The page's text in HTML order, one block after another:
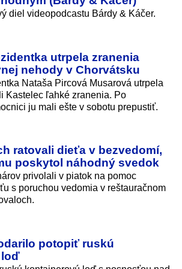
diel videopodcastu Bárdy & Káčer.
utrpela zranenia
nehody v Chorvátsku
Nataša Pircová Musarová utrpela
Kastelec ľahké zranenia. Po
ju mali ešte v sobotu prepustiť.
ratovali dieťa v bezvedomí,
poskytol náhodný svedok
privolali v piatok na pomoc
s poruchou vedomia v reštauračnom
potopiť ruskú
loď